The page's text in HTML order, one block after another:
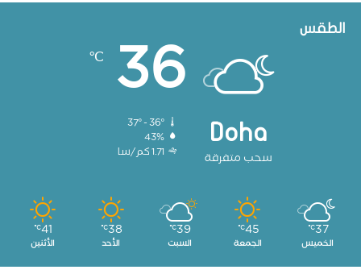
الطقس
Doha
سحب متفرقة
36
℃
43%
1.71 كم/سا
37
℃
الخميس
45
℃
الجمعة
39
℃
السبت
38
℃
الأحد
41
℃
الأثنين